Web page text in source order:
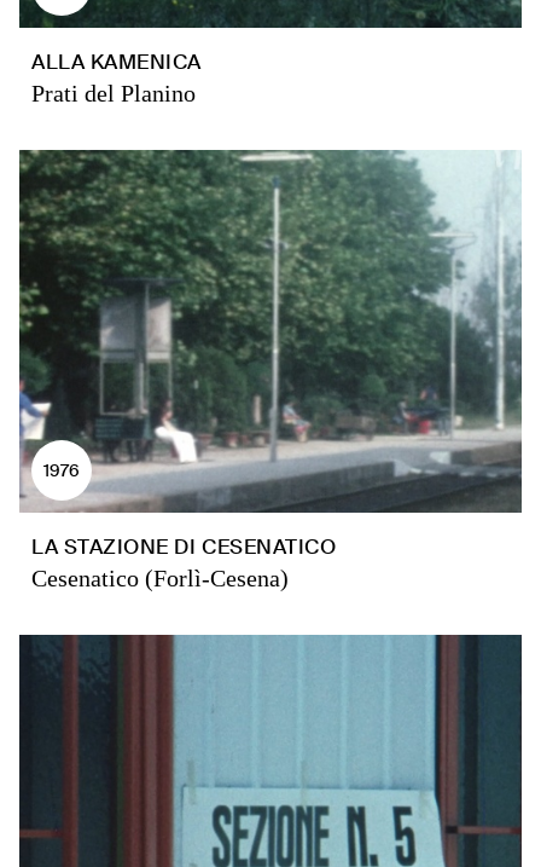
ALLA KAMENICA
Prati del Planino
1976
LA STAZIONE DI CESENATICO
Cesenatico (Forlì-Cesena)